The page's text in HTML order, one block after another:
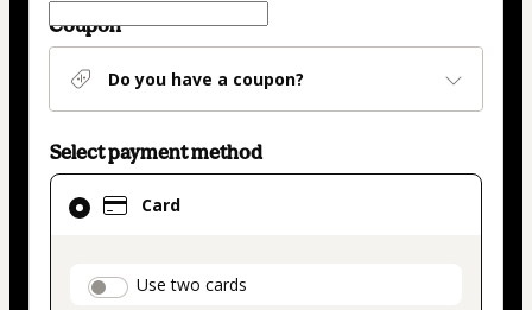
Coupon
Do you have a coupon?
Select payment method
Card
payment_data.section_title_v2
Use two cards
Card
selected
method